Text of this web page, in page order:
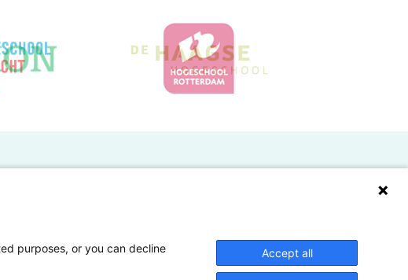
Lectoren en onderzoekers
purposes, or you can decline
Accept all